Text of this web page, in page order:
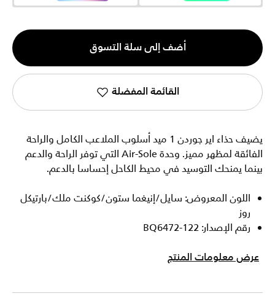
الكمية
1
أضف إلى سلة التسوق
القائمة المفضلة
يضيف حذاء اير جوردن 1 ميد أسلوب الملاعب الكامل والراحة
الفائقة لمظهر مميز. وحدة Air-Sole التي توفر الراحة والدعم
بينما يمنحك التوسيد في محيط الكاحل إحساسا بالدعم.
اللون المعروض: سايل/إنيغما ستون/كوكنت ملك/بارتيكل
روز
رقم الإصدار: BQ6472-122
عرض معلومات المنتج